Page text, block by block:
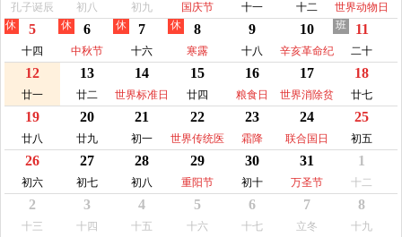
孔子诞辰 初八 初九 国庆节 十一 十二 世界动物日
5
十四
休 6
中秋节
休 7
十六
休 8
寒露
休 9
十八
10
辛亥革命纪
念日
11
二十
班
12
廿一
13
廿二
14
世界标准日
15
廿四
16
粮食日
17
世界消除贫
困日
18
廿七
19
廿八
20
廿九
21
初一
22
世界传统医
药日
23
霜降
24
联合国日
25
初五
26
初六
27
初七
28
初八
29
重阳节
30
初十
31
万圣节
1
十二
2
十三
3
十四
4
十五
5
十六
6
十七
7
立冬
8
十九